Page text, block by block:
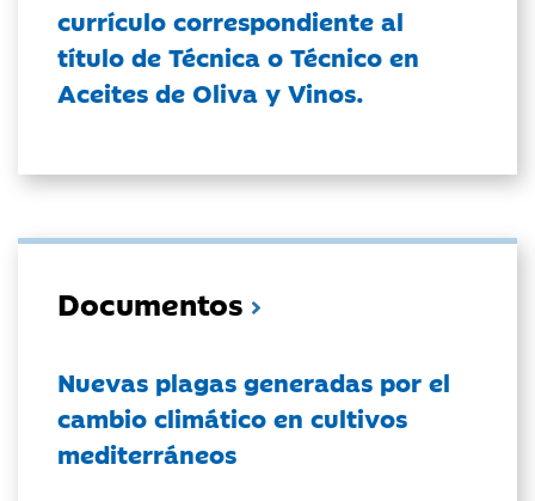
currículo correspondiente al
título de Técnica o Técnico en
Aceites de Oliva y Vinos.
Documentos
Nuevas plagas generadas por el
cambio climático en cultivos
mediterráneos